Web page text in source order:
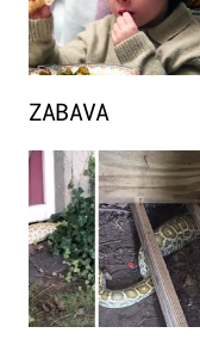
ZABAVA